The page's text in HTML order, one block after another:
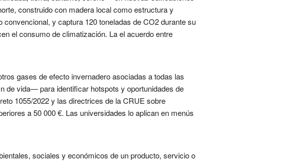
construido con madera local como estructura y
y captura 120 toneladas de CO2 durante su
el consumo de climatización. La el acuerdo entre
gases de efecto invernadero asociadas a todas las
de vida— para identificar hotspots y oportunidades de
1055/2022 y las directrices de la CRUE sobre
a 50 000 €. Las universidades lo aplican en menús
sociales y económicos de un producto, servicio o